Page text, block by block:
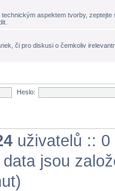
aspektem tvorby, zeptejte
či pro diskusi o čemkoliv
Heslo:
uživatelů ::
jsou